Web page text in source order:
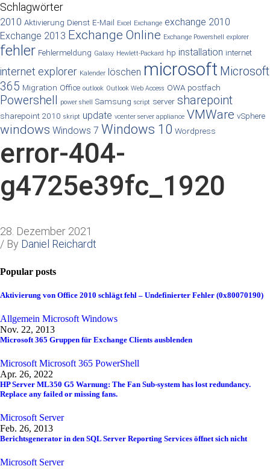
Schlagwörter
2010 Aktivierung Dienst E-Mail Excel Exchange exchange 2010
Exchange 2013 Exchange Online Exchange Powershell explorer
fehler Fehlermeldung Galaxy Hewlett-Packard hp installation internet
internet explorer Kalender löschen microsoft Microsoft
365 Migration Office outlook Outlook Web Access OWA postfach
Powershell power shell Samsung script server sharepoint
sharepoint 2010 skript update vcenter server appliance VMWare vSphere
windows Windows 7 Windows 10 Wordpress
error-404-
g4725e39fc_1920
28. Dezember 2021
/ By Daniel Reichardt
Popular posts
Aktivierung von Office 2010 schlägt fehl – Undefinierter Fehler (0x80070190)
Allgemein Microsoft Windows
Nov. 22, 2013
Microsoft 365 Gruppen für Exchange Clients ausblenden
Microsoft Microsoft 365 PowerShell
Apr. 26, 2022
HP Server ML350 G5 Warnung: The Fan Sub-system has lost redundancy.
Replace any failed or missing fans.
Microsoft Server
Feb. 26, 2013
Berichtsgenerator in den SQL Server Reporting Services öffnet sich nicht
Microsoft Server